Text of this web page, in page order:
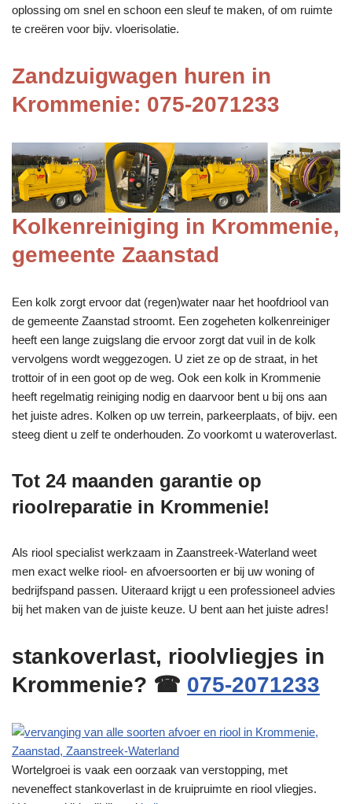
oplossing om snel en schoon een sleuf te maken, of om ruimte
te creëren voor bijv. vloerisolatie.
Zandzuigwagen huren in
Krommenie: 075-2071233
Kolkenreiniging in Krommenie,
gemeente Zaanstad
Een kolk zorgt ervoor dat (regen)water naar het hoofdriool van
de gemeente Zaanstad stroomt. Een zogeheten kolkenreiniger
heeft een lange zuigslang die ervoor zorgt dat vuil in de kolk
vervolgens wordt weggezogen. U ziet ze op de straat, in het
trottoir of in een goot op de weg. Ook een kolk in Krommenie
heeft regelmatig reiniging nodig en daarvoor bent u bij ons aan
het juiste adres. Kolken op uw terrein, parkeerplaats, of bijv. een
steeg dient u zelf te onderhouden. Zo voorkomt u wateroverlast.
Tot 24 maanden garantie op
rioolreparatie in Krommenie!
Als riool specialist werkzaam in Zaanstreek-Waterland weet
men exact welke riool- en afvoersoorten er bij uw woning of
bedrijfspand passen. Uiteraard krijgt u een professioneel advies
bij het maken van de juiste keuze. U bent aan het juiste adres!
stankoverlast, rioolvliegjes in
Krommenie? ☎ 075-2071233
Wortelgroei is vaak een oorzaak van verstopping, met
neveneffect stankoverlast in de kruipruimte en riool vliegjes.